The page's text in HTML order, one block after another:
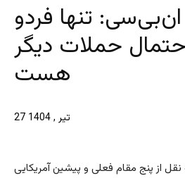
تنها فردو
حملات دیگر
هست
27 تیر , 1404
از پنج مقام فعلی و پیشین آمریکایی